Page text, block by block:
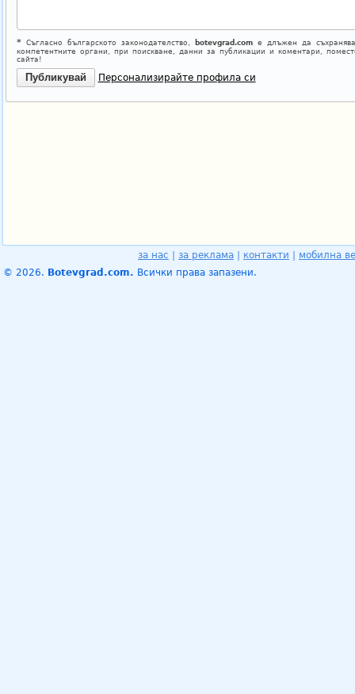
*Съгласно българското законодателство, botevgrad.comе длъжен да
компетентните органи, при поискване, данни за публикации и коментари,
сайта!
Персонализирайте профила си
за нас за реклама контакти
мобилна
© 2026. Botevgrad.com. Всички права запазени.